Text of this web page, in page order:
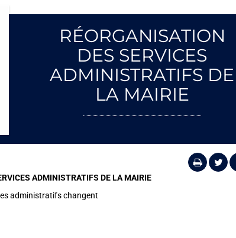
RÉORGANISATION
DES SERVICES
ADMINISTRATIFS DE
LA MAIRIE
ADMINISTRATIFS DE LA MAIRIE
administratifs changent